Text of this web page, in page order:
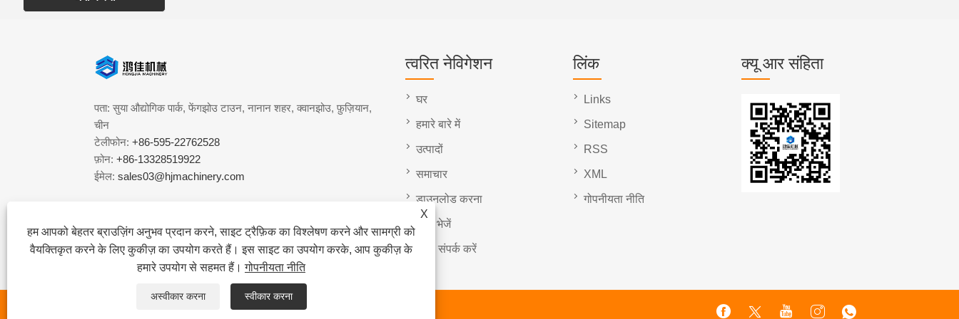
X
हम आपको बेहतर ब्राउज़िंग अनुभव प्रदान करने, साइट ट्रैफ़िक का विश्लेषण करने और सामग्री को
वैयक्तिकृत करने के लिए कुकीज़ का उपयोग करते हैं। इस साइट का उपयोग करके, आप कुकीज़ के
हमारे उपयोग से सहमत हैं।गोपनीयता नीति
अस्वीकार करना स्वीकार करना
पता: सुया औद्योगिक पार्क, फेंगझोउ टाउन, नानान शहर, क्वानझोउ, फ़ुज़ियान,
चीन
टेलीफोन: +86-595-22762528
फ़ोन: +86-13328519922
ईमेल: sales03@hjmachinery.com
त्वरित नेविगेशन
घर
हमारे बारे में
उत्पादों
समाचार
डाउनलोड करना
जांच भेजें
हमसे संपर्क करें
लिंक
Links
Sitemap
RSS
XML
गोपनीयता नीति
क्यू आर संहिता
कॉपीराइट © 2024 फ़ुज़ियान क्वानझोउ होंगजिया मशीनरी कं, लिमिटेड सर्वाधिकार सुरक्षित।